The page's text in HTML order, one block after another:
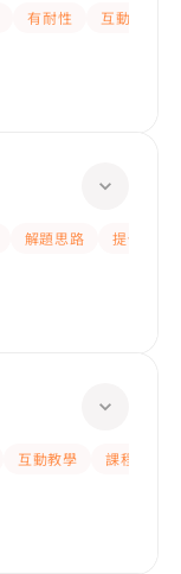
有耐性
互動教學
解題思路
提供練習
互動教學
課程設計